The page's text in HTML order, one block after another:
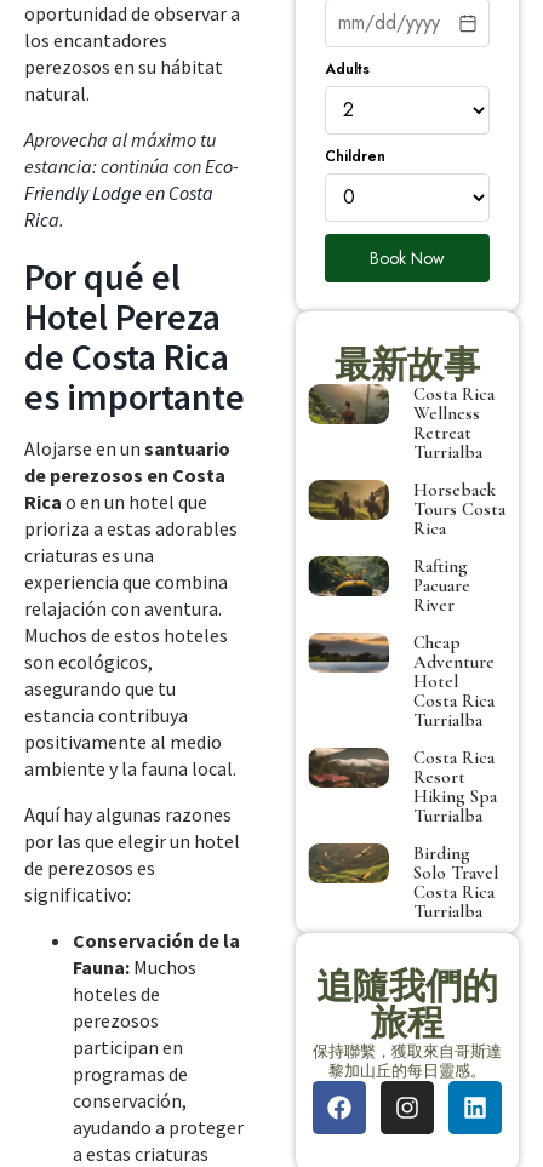
oportunidad de observar a
los encantadores
perezosos en su hábitat
natural.
Aprovecha al máximo tu
estancia: continúa conEco-
Friendly Lodge en Costa
Rica.
Por qué el
Hotel Pereza
de Costa Rica
es importante
Alojarse en un santuario
de perezosos en Costa
Rica o en un hotel que
prioriza a estas adorables
criaturas es una
experiencia que combina
relajación con aventura.
Muchos de estos hoteles
son ecológicos,
asegurando que tu
estancia contribuya
positivamente al medio
ambiente y la fauna local.
Aquí hay algunas razones
por las que elegir un hotel
de perezosos es
significativo:
Conservación de la
Fauna: Muchos
hoteles de
perezosos
participan en
programas de
conservación,
ayudando a proteger
a estas criaturas
Adults
Children
Book Now
最新故事
Costa Rica
Wellness
Retreat
Turrialba
Horseback
Tours Costa
Rica
Rafting
Pacuare
River
Cheap
Adventure
Hotel
Costa Rica
Turrialba
Costa Rica
Resort
Hiking Spa
Turrialba
Birding
Solo Travel
Costa Rica
Turrialba
追隨我們的
旅程
保持聯繫，獲取來自哥斯達
黎加山丘的每日靈感。